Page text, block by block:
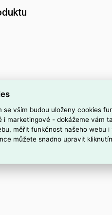
se vším budou uloženy cookies
i marketingové - dokážeme vám
měřit funkčnost našeho webu i
můžete snadno upravit